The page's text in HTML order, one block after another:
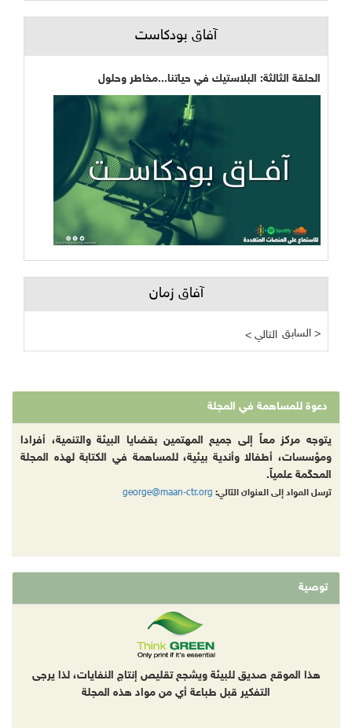
آفاق بودكاست
الحلقة الثالثة: البلاستيك في حياتنا...مخاطر وحلول
آفاق زمان
< التالي السابق >
دعوة للمساهمة في المجلة
يتوجه مركز معاً إلى جميع المهتمين بقضايا البيئة والتنمية، أفرادا
ومؤسسات، أطفالا وأندية بيئية، للمساهمة في الكتابة لهذه المجلة
المحكّمة علمياً.
ترسل المواد إلى العنوان التالي: george@maan-ctr.org
توصية
هذا الموقع صديق للبيئة ويشجع تقليص إنتاج النفايات، لذا يرجى
التفكير قبل طباعة أي من مواد هذه المجلة